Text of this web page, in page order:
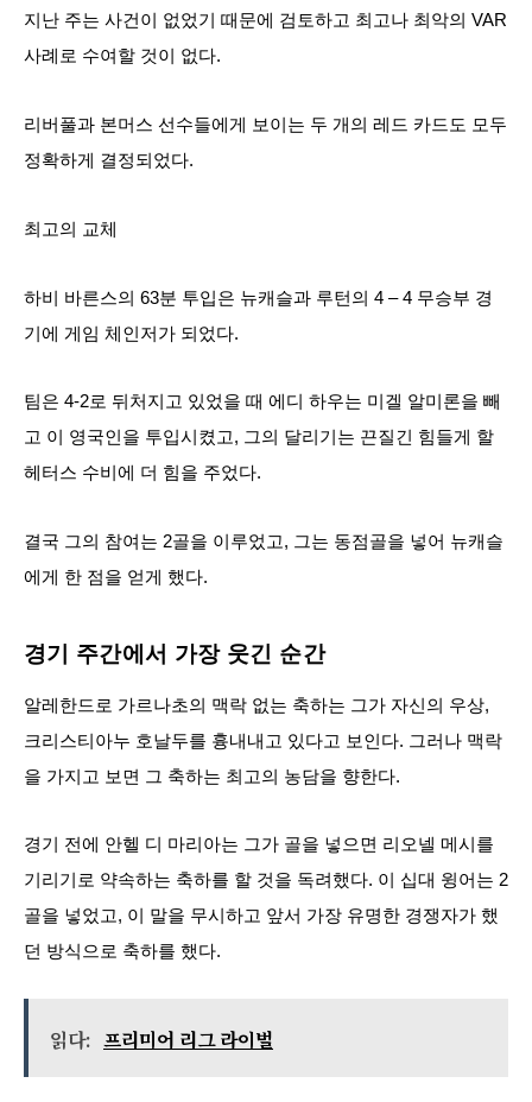
지난 주는 사건이 없었기 때문에 검토하고 최고나 최악의 VAR
사례로 수여할 것이 없다.
리버풀과 본머스 선수들에게 보이는 두 개의 레드 카드도 모두
정확하게 결정되었다.
최고의 교체
하비 바른스의 63분 투입은 뉴캐슬과 루턴의 4 – 4 무승부 경
기에 게임 체인저가 되었다.
팀은 4-2로 뒤처지고 있었을 때 에디 하우는 미겔 알미론을 빼
고 이 영국인을 투입시켰고, 그의 달리기는 끈질긴 힘들게 할
헤터스 수비에 더 힘을 주었다.
결국 그의 참여는 2골을 이루었고, 그는 동점골을 넣어 뉴캐슬
에게 한 점을 얻게 했다.
경기 주간에서 가장 웃긴 순간
알레한드로 가르나초의 맥락 없는 축하는 그가 자신의 우상,
크리스티아누 호날두를 흉내내고 있다고 보인다. 그러나 맥락
을 가지고 보면 그 축하는 최고의 농담을 향한다.
경기 전에 안헬 디 마리아는 그가 골을 넣으면 리오넬 메시를
기리기로 약속하는 축하를 할 것을 독려했다. 이 십대 윙어는 2
골을 넣었고, 이 말을 무시하고 앞서 가장 유명한 경쟁자가 했
던 방식으로 축하를 했다.
읽다: 프리미어 리그 라이벌